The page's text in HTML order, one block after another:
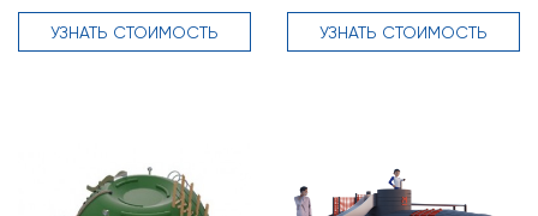
УЗНАТЬ СТОИМОСТЬ УЗНАТЬ СТОИМОСТЬ